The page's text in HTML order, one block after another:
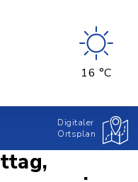
16 °C
Digitaler
Ortsplan